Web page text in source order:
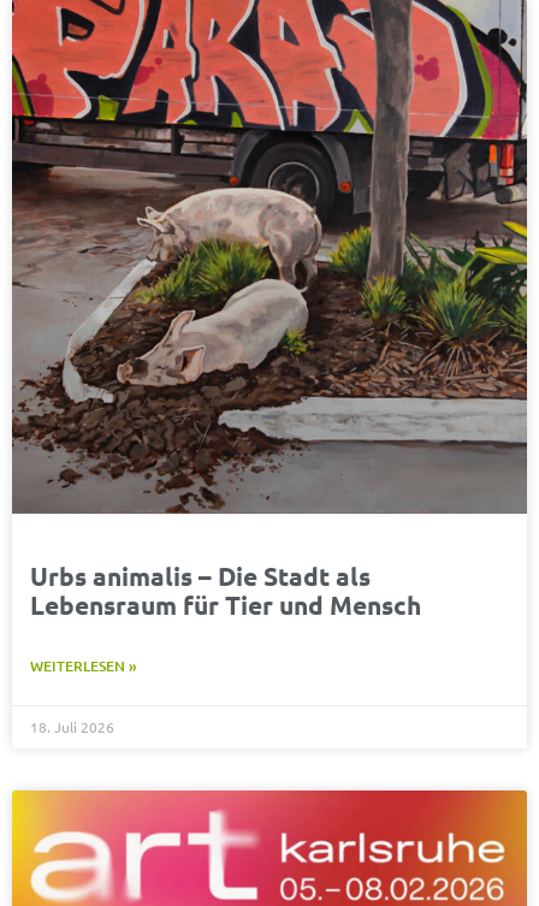
Urbs animalis – Die Stadt als
Lebensraum für Tier und Mensch
WEITERLESEN »
18. Juli 2026